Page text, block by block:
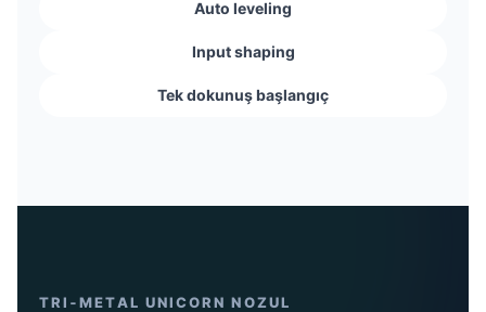
Auto leveling
Input shaping
Tek dokunuş başlangıç
TRI‑METAL UNICORN NOZUL